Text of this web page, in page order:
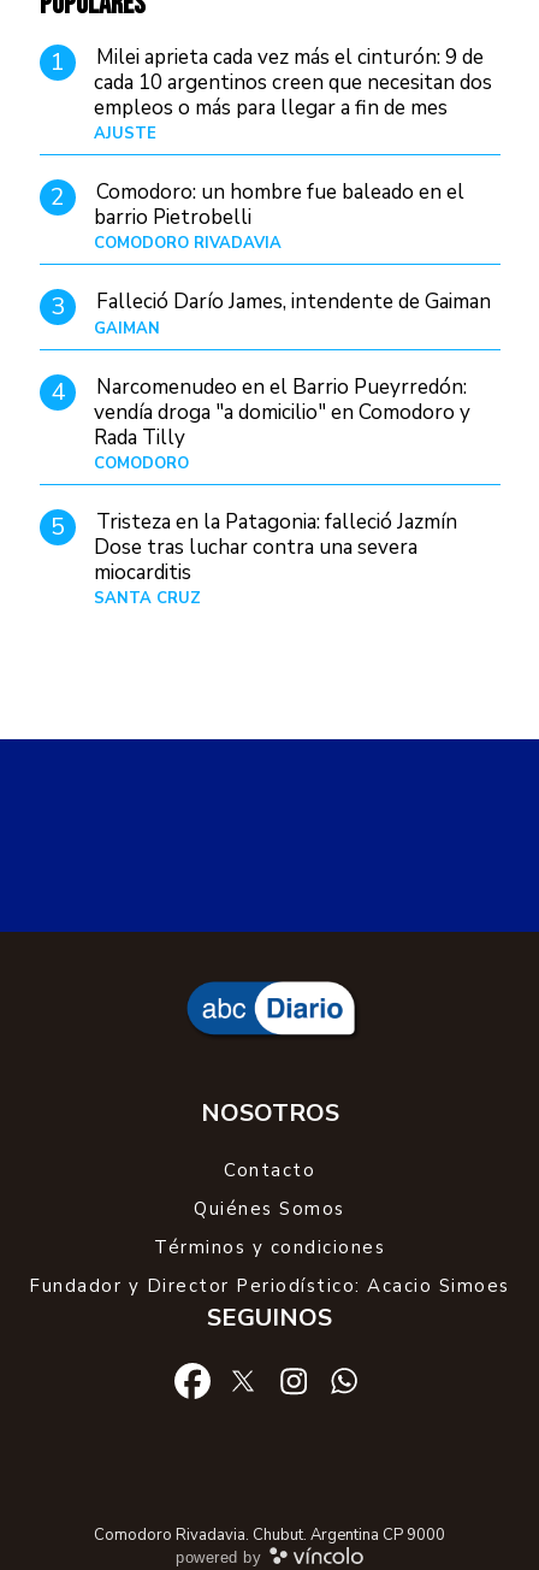
1
Milei aprieta cada vez más el cinturón: 9 de
cada 10 argentinos creen que necesitan dos
empleos o más para llegar a fin de mes
AJUSTE
2
Comodoro: un hombre fue baleado en el
barrio Pietrobelli
COMODORO RIVADAVIA
3 Falleció Darío James, intendente de Gaiman
GAIMAN
4
Narcomenudeo en el Barrio Pueyrredón:
vendía droga "a domicilio" en Comodoro y
Rada Tilly
COMODORO
5
Tristeza en la Patagonia: falleció Jazmín
Dose tras luchar contra una severa
miocarditis
SANTA CRUZ
NOSOTROS
Contacto
Quiénes Somos
Términos y condiciones
Fundador y Director Periodístico: Acacio Simoes
SEGUINOS
Comodoro Rivadavia. Chubut. Argentina CP 9000
powered by